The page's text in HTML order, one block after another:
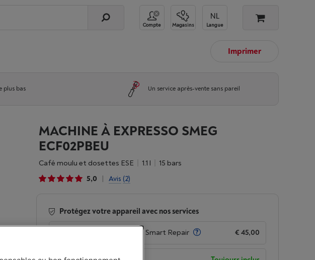
Compte Magasins Langue
Imprimer
plus bas Un service après-vente sans pareil
MACHINE À EXPRESSO SMEG
ECF02PBEU
Café moulu et dosettes ESE 1.1 l
15 bars
5,0
| Avis (2)
Protégez votre appareil avec nos services
de garantie avec Smart Repair € 45,00